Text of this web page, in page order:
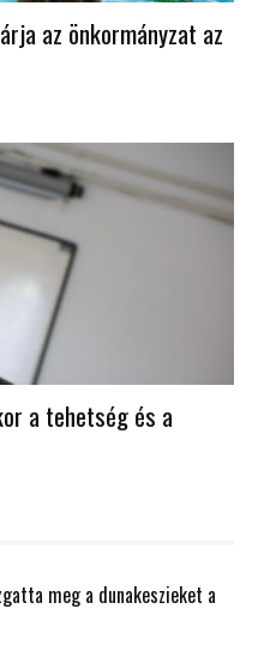
az önkormányzat az
a tehetség és a
meg a dunakeszieket a